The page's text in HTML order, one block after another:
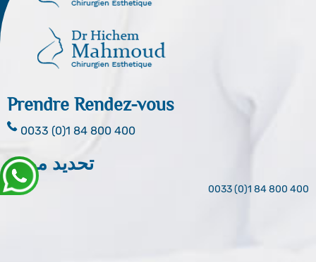
Prendre Rendez-vous
0033 (0)1 84 800 400
تحديد موعد
0033 (0)1 84 800 400